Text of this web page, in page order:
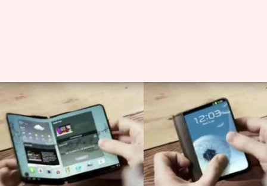
फोल्डेबल फोन के बाद बाजार में
दस्तक दे सकती है फोल्डेबल टैबलेट
लेखन प्रमोद कुमार Nov 27, 2018 04:04 pm
क्या है खबर?